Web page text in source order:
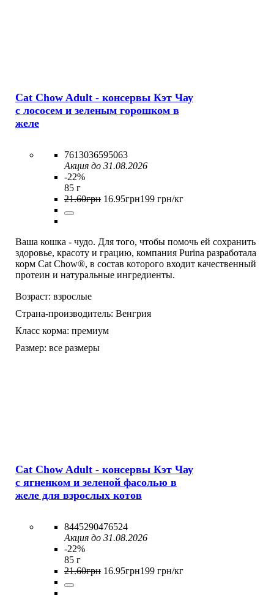
Cat Chow Adult - консервы Кэт Чау
с лососем и зеленым горошком в
желе
7613036595063
Акция до 31.08.2026
-22%
85 г
21.60грн 16.95грн199 грн/кг
Ваша кошка - чудо. Для того, чтобы помочь ей сохранить
здоровье, красоту и грацию, компания Purina разработала
корм Cat Chow®, в состав которого входит качественный
протеин и натуральные ингредиенты.
Возраст: взрослые
Страна-производитель: Венгрия
Класс корма: премиум
Размер: все размеры
Cat Chow Adult - консервы Кэт Чау
с ягненком и зеленой фасолью в
желе для взрослых котов
8445290476524
Акция до 31.08.2026
-22%
85 г
21.60грн 16.95грн199 грн/кг